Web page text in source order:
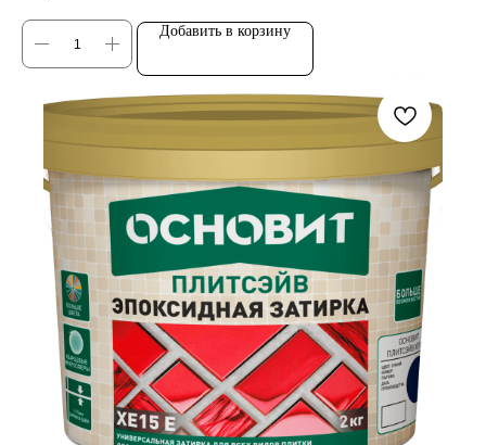
Добавить в корзину